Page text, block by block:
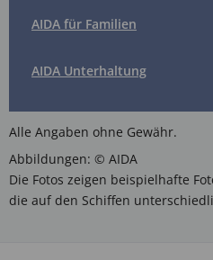
AIDA für Familien
AIDA Unterhaltung
Alle Angaben ohne Gewähr.
Abbildungen: © AIDA
Die Fotos zeigen beispielhafte
die auf den Schiffen